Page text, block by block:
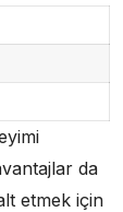
da
etmek için